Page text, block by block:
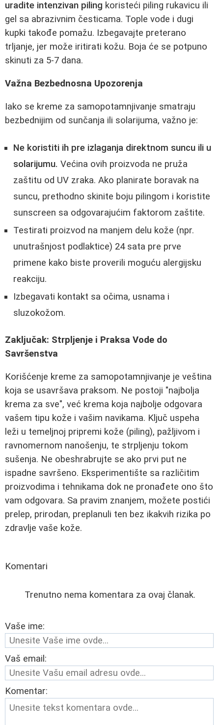
uradite intenzivan piling koristeći piling rukavicu ili
gel sa abrazivnim česticama. Tople vode i dugi
kupki takođe pomažu. Izbegavajte preterano
trljanje, jer može iritirati kožu. Boja će se potpuno
skinuti za 5-7 dana.
Važna Bezbednosna Upozorenja
Iako se kreme za samopotamnjivanje smatraju
bezbednijim od sunčanja ili solarijuma, važno je:
Ne koristiti ih pre izlaganja direktnom suncu ili u
solarijumu. Većina ovih proizvoda ne pruža
zaštitu od UV zraka. Ako planirate boravak na
suncu, prethodno skinite boju pilingom i koristite
sunscreen sa odgovarajućim faktorom zaštite.
Testirati proizvod na manjem delu kože (npr.
unutrašnjost podlaktice) 24 sata pre prve
primene kako biste proverili moguću alergijsku
reakciju.
Izbegavati kontakt sa očima, usnama i
sluzokožom.
Zaključak: Strpljenje i Praksa Vode do
Savršenstva
Korišćenje kreme za samopotamnjivanje je veština
koja se usavršava praksom. Ne postoji "najbolja
krema za sve", već krema koja najbolje odgovara
vašem tipu kože i vašim navikama. Ključ uspeha
leži u temeljnoj pripremi kože (piling), pažljivom i
ravnomernom nanošenju, te strpljenju tokom
sušenja. Ne obeshrabrujte se ako prvi put ne
ispadne savršeno. Eksperimentište sa različitim
proizvodima i tehnikama dok ne pronađete ono što
vam odgovara. Sa pravim znanjem, možete postići
prelep, prirodan, preplanuli ten bez ikakvih rizika po
zdravlje vaše kože.
Komentari
Trenutno nema komentara za ovaj članak.
Vaše ime:
Vaš email:
Komentar: